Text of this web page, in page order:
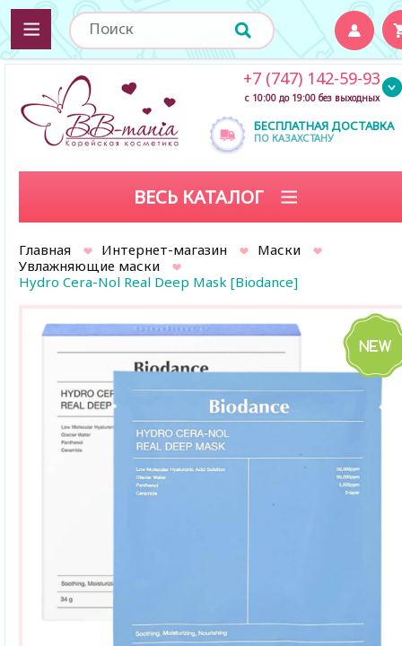
БЕСПЛАТНАЯ ДОСТАВКА
ПО КАЗАХСТАНУ
+7 (747) 142-59-93
с 10:00 до 19:00 без выходных
ВЕСЬ КАТАЛОГ
Главная Интернет-магазин
Маски
Увлажняющие маски
Hydro Cera-Nol Real Deep Mask [Biodance]